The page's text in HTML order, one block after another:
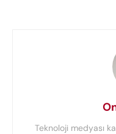
Teknoloji medyası